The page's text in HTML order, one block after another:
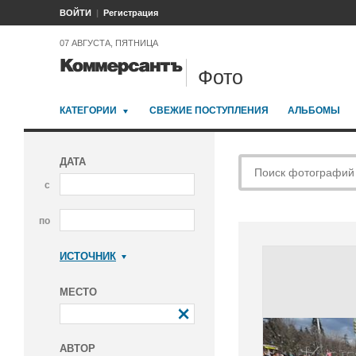
ВОЙТИ Регистрация
07 АВГУСТА, ПЯТНИЦА
Фото
КАТЕГОРИИ СВЕЖИЕ ПОСТУПЛЕНИЯ АЛЬБОМЫ
ДАТА
с
по
ИСТОЧНИК
МЕСТО
АВТОР